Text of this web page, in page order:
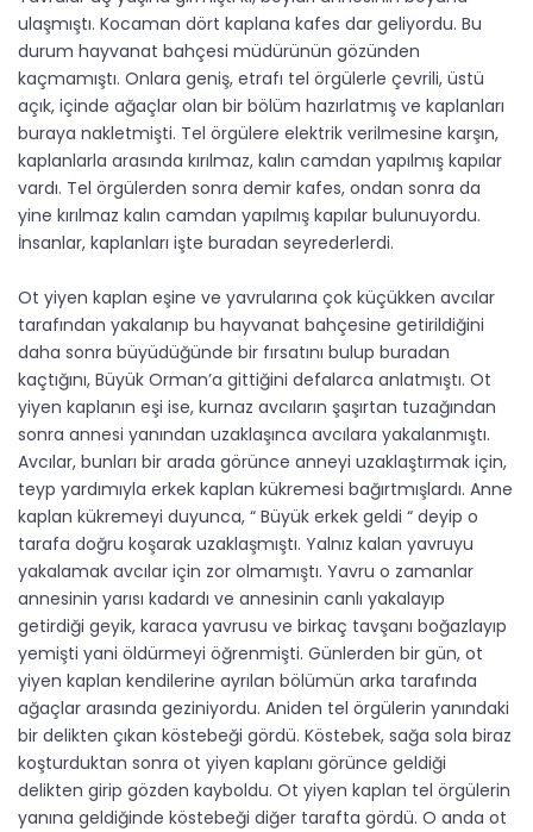
ulaşmıştı. Kocaman dört kaplana kafes dar geliyordu. Bu
durum hayvanat bahçesi müdürünün gözünden
kaçmamıştı. Onlara geniş, etrafı tel örgülerle çevrili, üstü
açık, içinde ağaçlar olan bir bölüm hazırlatmış ve kaplanları
buraya nakletmişti. Tel örgülere elektrik verilmesine karşın,
kaplanlarla arasında kırılmaz, kalın camdan yapılmış kapılar
vardı. Tel örgülerden sonra demir kafes, ondan sonra da
yine kırılmaz kalın camdan yapılmış kapılar bulunuyordu.
İnsanlar, kaplanları işte buradan seyrederlerdi.
Ot yiyen kaplan eşine ve yavrularına çok küçükken avcılar
tarafından yakalanıp bu hayvanat bahçesine getirildiğini
daha sonra büyüdüğünde bir fırsatını bulup buradan
kaçtığını, Büyük Orman’a gittiğini defalarca anlatmıştı. Ot
yiyen kaplanın eşi ise, kurnaz avcıların şaşırtan tuzağından
sonra annesi yanından uzaklaşınca avcılara yakalanmıştı.
Avcılar, bunları bir arada görünce anneyi uzaklaştırmak için,
teyp yardımıyla erkek kaplan kükremesi bağırtmışlardı. Anne
kaplan kükremeyi duyunca, “ Büyük erkek geldi “ deyip o
tarafa doğru koşarak uzaklaşmıştı. Yalnız kalan yavruyu
yakalamak avcılar için zor olmamıştı. Yavru o zamanlar
annesinin yarısı kadardı ve annesinin canlı yakalayıp
getirdiği geyik, karaca yavrusu ve birkaç tavşanı boğazlayıp
yemişti yani öldürmeyi öğrenmişti. Günlerden bir gün, ot
yiyen kaplan kendilerine ayrılan bölümün arka tarafında
ağaçlar arasında geziniyordu. Aniden tel örgülerin yanındaki
bir delikten çıkan köstebeği gördü. Köstebek, sağa sola biraz
koşturduktan sonra ot yiyen kaplanı görünce geldiği
delikten girip gözden kayboldu. Ot yiyen kaplan tel örgülerin
yanına geldiğinde köstebeği diğer tarafta gördü. O anda ot